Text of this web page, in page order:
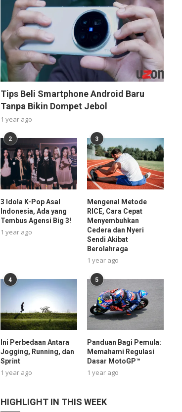
Tips Beli Smartphone Android Baru
Tanpa Bikin Dompet Jebol
1 year ago
2
3 Idola K-Pop Asal
Indonesia, Ada yang
Tembus Agensi Big 3!
1 year ago
3
Mengenal Metode
RICE, Cara Cepat
Menyembuhkan
Cedera dan Nyeri
Sendi Akibat
Berolahraga
1 year ago
4
Ini Perbedaan Antara
Jogging, Running, dan
Sprint
1 year ago
5
Panduan Bagi Pemula:
Memahami Regulasi
Dasar MotoGP™
1 year ago
HIGHLIGHT IN THIS WEEK